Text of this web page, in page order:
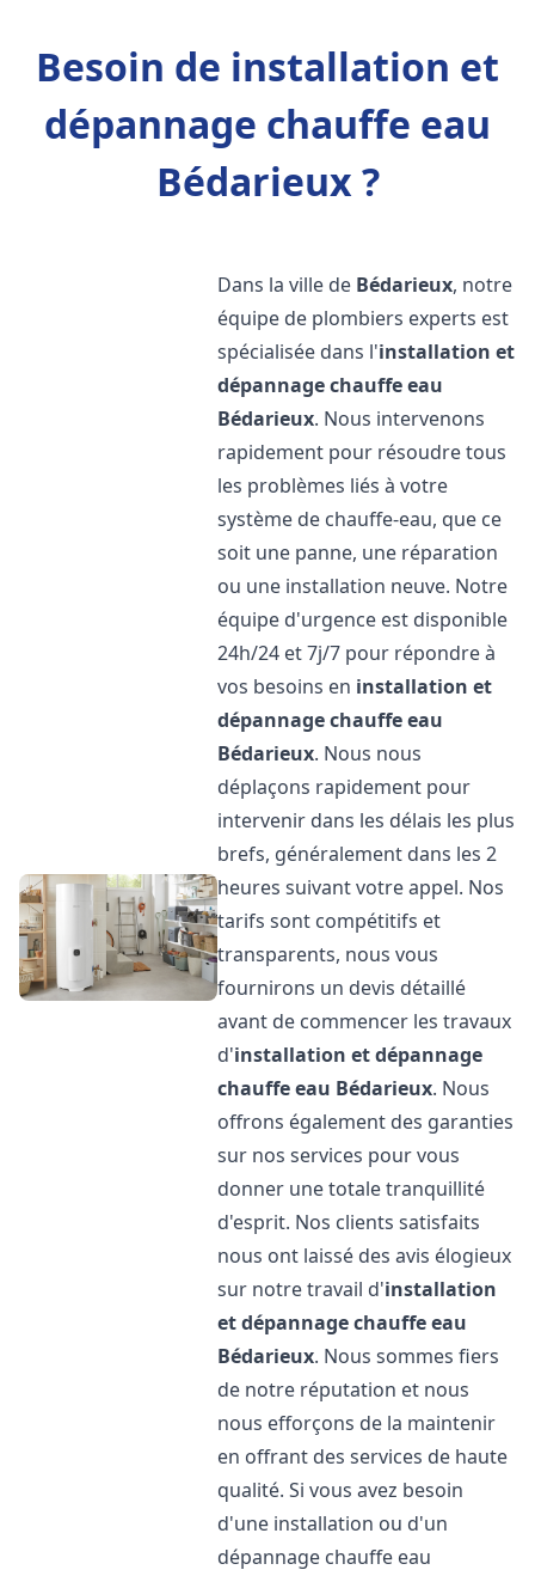
Besoin de installation et
dépannage chauffe eau
Bédarieux ?
Dans la ville de Bédarieux, notre
équipe de plombiers experts est
spécialisée dans l'installation et
dépannage chauffe eau
Bédarieux. Nous intervenons
rapidement pour résoudre tous
les problèmes liés à votre
système de chauffe-eau, que ce
soit une panne, une réparation
ou une installation neuve. Notre
équipe d'urgence est disponible
24h/24 et 7j/7 pour répondre à
vos besoins en installation et
dépannage chauffe eau
Bédarieux. Nous nous
déplaçons rapidement pour
intervenir dans les délais les plus
brefs, généralement dans les 2
heures suivant votre appel. Nos
tarifs sont compétitifs et
transparents, nous vous
fournirons un devis détaillé
avant de commencer les travaux
d'installation et dépannage
chauffe eau Bédarieux. Nous
offrons également des garanties
sur nos services pour vous
donner une totale tranquillité
d'esprit. Nos clients satisfaits
nous ont laissé des avis élogieux
sur notre travail d'installation
et dépannage chauffe eau
Bédarieux. Nous sommes fiers
de notre réputation et nous
nous efforçons de la maintenir
en offrant des services de haute
qualité. Si vous avez besoin
d'une installation ou d'un
dépannage chauffe eau